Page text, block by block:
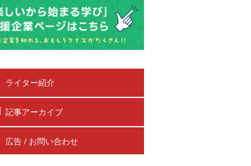
ライター紹介
記事アーカイブ
広告 / お問い合わせ